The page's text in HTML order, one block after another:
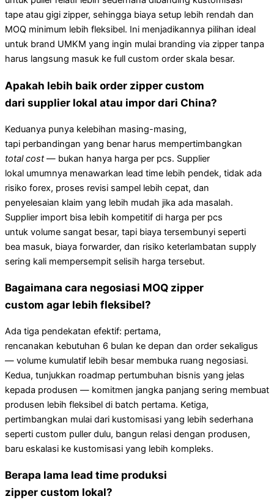
tape atau gigi zipper, sehingga biaya setup lebih rendah dan
MOQ minimum lebih fleksibel. Ini menjadikannya pilihan ideal
untuk brand UMKM yang ingin mulai branding via zipper tanpa
harus langsung masuk ke full custom order skala besar.
Apakah lebih baik order zipper custom
dari supplier lokal atau impor dari China?
Keduanya punya kelebihan masing-masing,
tapi perbandingan yang benar harus mempertimbangkan
total cost— bukan hanya harga per pcs. Supplier
lokal umumnya menawarkan lead time lebih pendek, tidak ada
risiko forex, proses revisi sampel lebih cepat, dan
penyelesaian klaim yang lebih mudah jika ada masalah.
Supplier import bisa lebih kompetitif di harga per pcs
untuk volume sangat besar, tapi biaya tersembunyi seperti
bea masuk, biaya forwarder, dan risiko keterlambatan supply
sering kali mempersempit selisih harga tersebut.
Bagaimana cara negosiasi MOQ zipper
custom agar lebih fleksibel?
Ada tiga pendekatan efektif: pertama,
rencanakan kebutuhan 6 bulan ke depan dan order sekaligus
— volume kumulatif lebih besar membuka ruang negosiasi.
Kedua, tunjukkan roadmap pertumbuhan bisnis yang jelas
kepada produsen — komitmen jangka panjang sering membuat
produsen lebih fleksibel di batch pertama. Ketiga,
pertimbangkan mulai dari kustomisasi yang lebih sederhana
seperti custom puller dulu, bangun relasi dengan produsen,
baru eskalasi ke kustomisasi yang lebih kompleks.
Berapa lama lead time produksi
zipper custom lokal?